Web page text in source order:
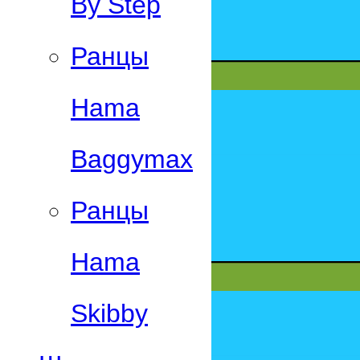
Ранцы
Hama
Baggymax
Ранцы
Hama
Skibby